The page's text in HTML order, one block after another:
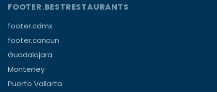
FOOTER.BESTRESTAURANTS
footer.cdmx
footer.cancun
Guadalajara
Monterrey
Puerto Vallarta